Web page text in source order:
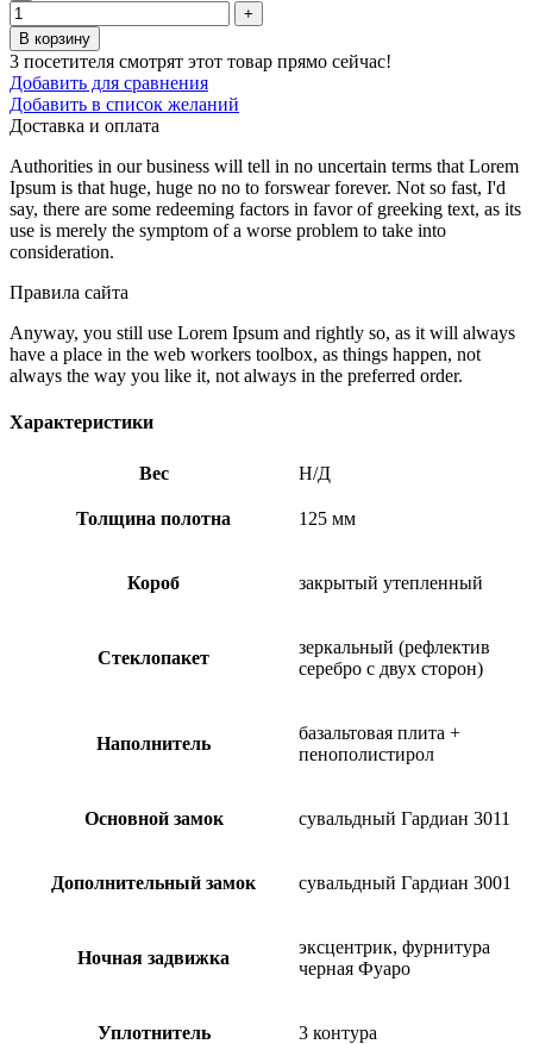
В корзину
3 посетителя смотрят этот товар прямо сейчас!
Добавить для сравнения
Добавить в список желаний
Доставка и оплата
Authorities in our business will tell in no uncertain terms that Lorem
Ipsum is that huge, huge no no to forswear forever. Not so fast, I'd
say, there are some redeeming factors in favor of greeking text, as its
use is merely the symptom of a worse problem to take into
consideration.
Правила сайта
Anyway, you still use Lorem Ipsum and rightly so, as it will always
have a place in the web workers toolbox, as things happen, not
always the way you like it, not always in the preferred order.
Характеристики
Вес Н/Д
Толщина полотна 125 мм
Короб закрытый утепленный
Стеклопакет
зеркальный (рефлектив
серебро с двух сторон)
Наполнитель
базальтовая плита +
пенополистирол
Основной замок сувальдный Гардиан 3011
Дополнительный замок сувальдный Гардиан 3001
Ночная задвижка
эксцентрик, фурнитура
черная Фуаро
Уплотнитель 3 контура